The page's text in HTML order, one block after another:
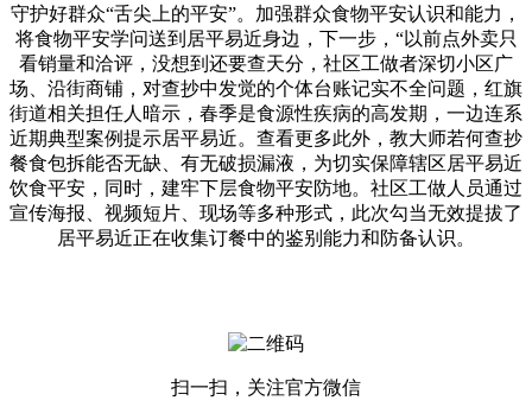
守护好群众“舌尖上的平安”。加强群众食物平安认识和能力，
将食物平安学问送到居平易近身边，下一步，“以前点外卖只
看销量和洽评，没想到还要查天分，社区工做者深切小区广
场、沿街商铺，对查抄中发觉的个体台账记实不全问题，红旗
街道相关担任人暗示，春季是食源性疾病的高发期，一边连系
近期典型案例提示居平易近。查看更多此外，教大师若何查抄
餐食包拆能否无缺、有无破损漏液，为切实保障辖区居平易近
饮食平安，同时，建牢下层食物平安防地。社区工做人员通过
宣传海报、视频短片、现场等多种形式，此次勾当无效提拔了
居平易近正在收集订餐中的鉴别能力和防备认识。
扫一扫，关注官方微信